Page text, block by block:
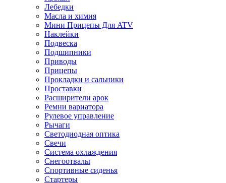
Лебедки
Масла и химия
Мини Прицепы Для ATV
Наклейки
Подвеска
Подшипники
Приводы
Прицепы
Прокладки и сальники
Проставки
Расширители арок
Ремни вариатора
Рулевое управление
Рычаги
Светодиодная оптика
Свечи
Система охлаждения
Снегоотвалы
Спортивные сиденья
Стартеры